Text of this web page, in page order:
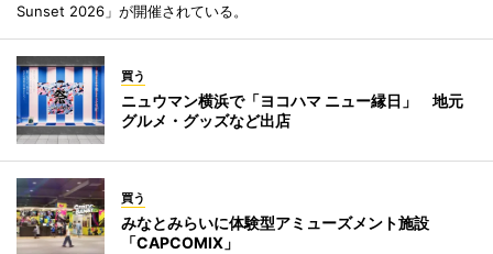
Sunset 2026」が開催されている。
買う
ニュウマン横浜で「ヨコハマ ニュー縁日」 地元
グルメ・グッズなど出店
買う
みなとみらいに体験型アミューズメント施設
「CAPCOMIX」